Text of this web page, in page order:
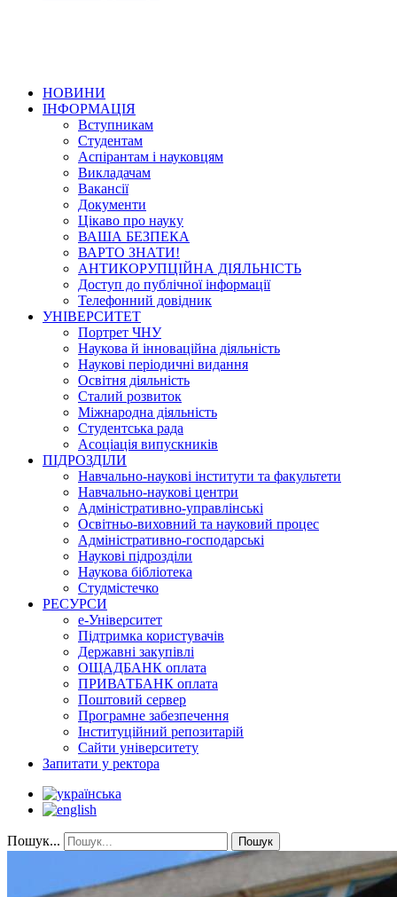
НОВИНИ
ІНФОРМАЦІЯ
Вступникам
Студентам
Аспірантам і науковцям
Викладачам
Вакансії
Документи
Цікаво про науку
ВАША БЕЗПЕКА
ВАРТО ЗНАТИ!
АНТИКОРУПЦІЙНА ДІЯЛЬНІСТЬ
Доступ до публічної інформації
Телефонний довідник
УНІВЕРСИТЕТ
Портрет ЧНУ
Наукова й інноваційна діяльність
Наукові періодичні видання
Освітня діяльність
Сталий розвиток
Міжнародна діяльність
Студентська рада
Асоціація випускників
ПІДРОЗДІЛИ
Навчально-наукові інститути та факультети
Навчально-наукові центри
Адміністративно-управлінські
Освітньо-виховний та науковий процес
Адміністративно-господарські
Наукові підрозділи
Наукова бібліотека
Студмістечко
РЕСУРСИ
е-Університет
Підтримка користувачів
Державні закупівлі
ОЩАДБАНК оплата
ПРИВАТБАНК оплата
Поштовий сервер
Програмне забезпечення
Інституційний репозитарій
Сайти університету
Запитати у ректора
Пошук... Пошук